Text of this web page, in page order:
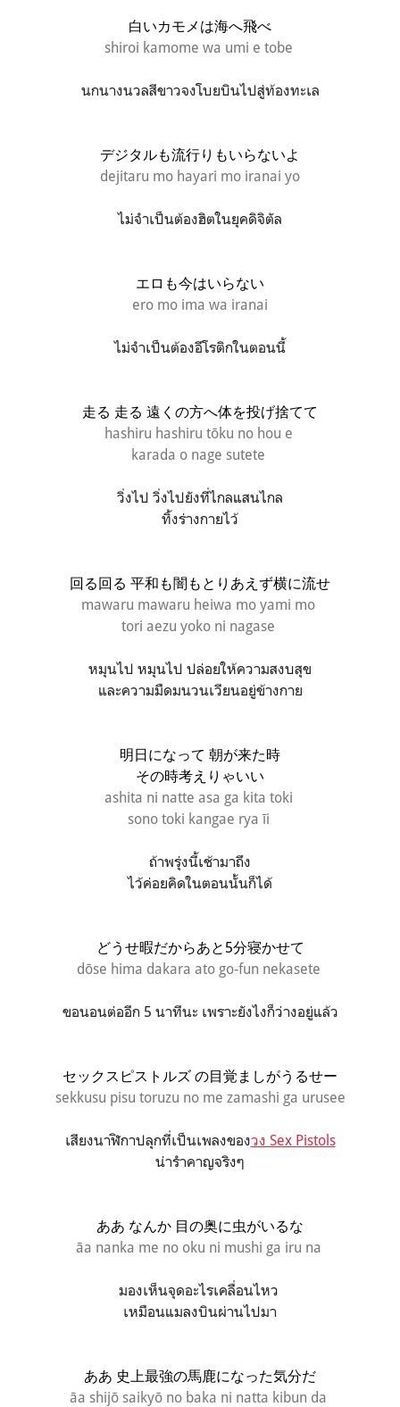
白いカモメは海へ飛べ
shiroi kamome wa umi e tobe
นกนางนวลสีขาวจงโบยบินไปสู่ท้องทะเล
デジタルも流行りもいらないよ
dejitaru mo hayari mo iranai yo
ไม่จำเป็นต้องฮิตในยุคดิจิตัล
エロも今はいらない
ero mo ima wa iranai
ไม่จำเป็นต้องอีโรติกในตอนนี้
走る 走る 遠くの方へ体を投げ捨てて
hashiru hashiru tōku no hou e
karada o nage sutete
วิ่งไป วิ่งไปยังที่ไกลแสนไกล
ทิ้งร่างกายไว้
回る回る 平和も闇もとりあえず横に流せ
mawaru mawaru heiwa mo yami mo
tori aezu yoko ni nagase
หมุนไป หมุนไป ปล่อยให้ความสงบสุข
และความมืดมนวนเวียนอยู่ข้างกาย
明日になって 朝が来た時
その時考えりゃいい
ashita ni natte asa ga kita toki
sono toki kangae rya īi
ถ้าพรุ่งนี้เช้ามาถึง
ไว้ค่อยคิดในตอนนั้นก็ได้
どうせ暇だからあと5分寝かせて
dōse hima dakara ato go-fun nekasete
ขอนอนต่ออีก 5 นาทีนะ เพราะยังไงก็ว่างอยู่แล้ว
セックスピストルズ の目覚ましがうるせー
sekkusu pisu toruzu no me zamashi ga urusee
เสียงนาฬิกาปลุกที่เป็นเพลงของวง Sex Pistols
น่ารำคาญจริงๆ
ああ なんか 目の奥に虫がいるな
āa nanka me no oku ni mushi ga iru na
มองเห็นจุดอะไรเคลื่อนไหว
เหมือนแมลงบินผ่านไปมา
ああ 史上最強の馬鹿になった気分だ
āa shijō saikyō no baka ni natta kibun da